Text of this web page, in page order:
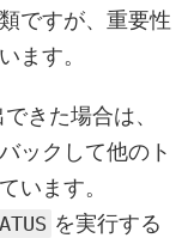
ですが、重要性
ます。
きた場合は、
ックして他のト
います。
を実行する